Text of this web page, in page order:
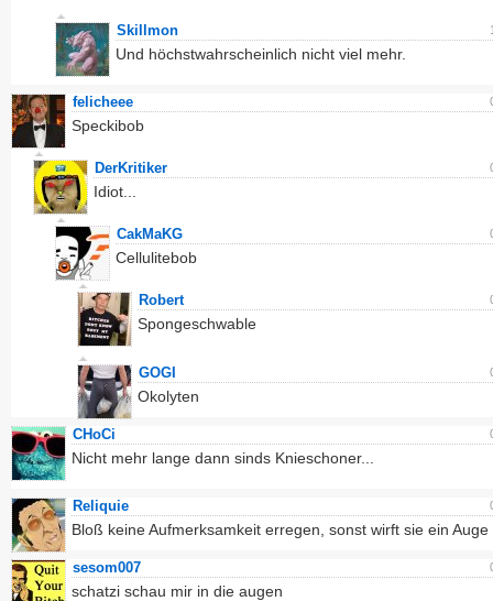
Skillmon
Und höchstwahrscheinlich nicht viel mehr.
felicheee
Speckibob
DerKritiker
Idiot...
CakMaKG
Cellulitebob
Robert
Spongeschwable
GOGI
Okolyten
CHoCi
Nicht mehr lange dann sinds Knieschoner...
Reliquie
Bloß keine Aufmerksamkeit erregen, sonst wirft sie ein
sesom007
schatzi schau mir in die augen